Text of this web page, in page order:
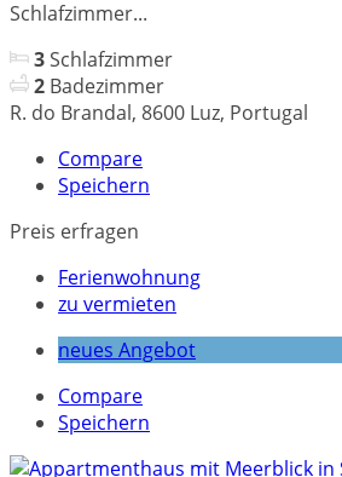
Schlafzimmer...
3Schlafzimmer
2 Badezimmer
R. do Brandal, 8600 Luz, Portugal
Compare
Speichern
Preis erfragen
Ferienwohnung
zu vermieten
neues Angebot
Compare
Speichern